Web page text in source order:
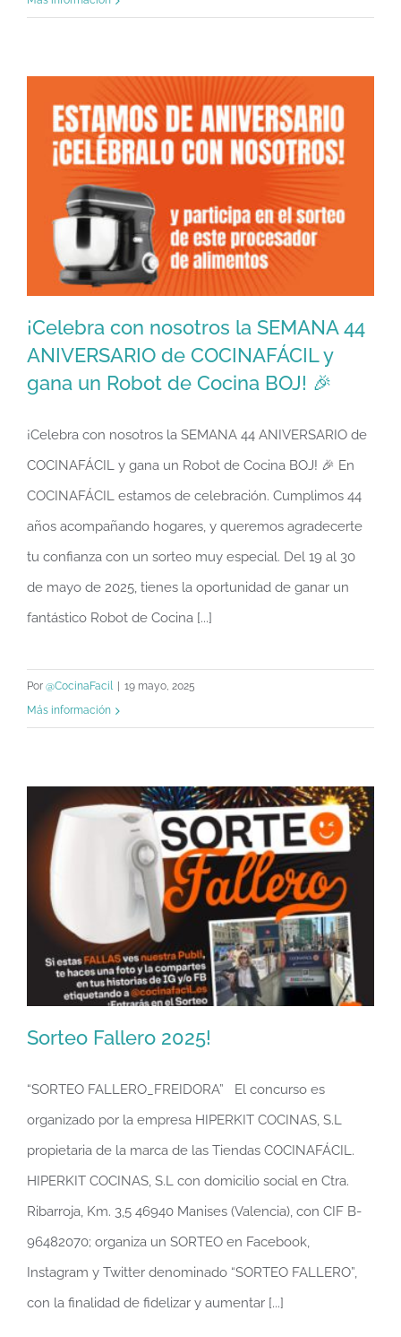
¡Celebra con nosotros la SEMANA 44
ANIVERSARIO de COCINAFÁCIL y gana un
Robot de Cocina BOJ! 🎉
¡Celebra con nosotros la SEMANA 44
ANIVERSARIO de COCINAFÁCIL y
gana un Robot de Cocina BOJ! 🎉
¡Celebra con nosotros la SEMANA 44 ANIVERSARIO de
COCINAFÁCIL y gana un Robot de Cocina BOJ! 🎉 En
COCINAFÁCIL estamos de celebración. Cumplimos 44
años acompañando hogares, y queremos agradecerte
tu confianza con un sorteo muy especial. Del 19 al 30
de mayo de 2025, tienes la oportunidad de ganar un
fantástico Robot de Cocina [...]
Por @CocinaFacil
19 mayo, 2025
Más información
Sorteo Fallero 2025!
Sorteo Fallero 2025!
“SORTEO FALLERO_FREIDORA” El concurso es
organizado por la empresa HIPERKIT COCINAS, S.L
propietaria de la marca de las Tiendas COCINAFÁCIL.
HIPERKIT COCINAS, S.L con domicilio social en Ctra.
Ribarroja, Km. 3,5 46940 Manises (Valencia), con CIF B-
96482070; organiza un SORTEO en Facebook,
Instagram y Twitter denominado “SORTEO FALLERO”,
con la finalidad de fidelizar y aumentar [...]